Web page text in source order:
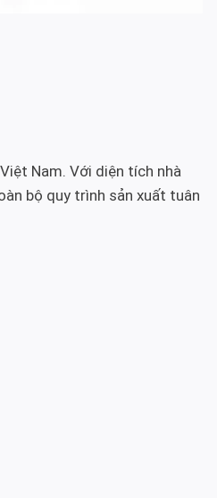
Nam. Với diện tích nhà
bộ quy trình sản xuất tuân